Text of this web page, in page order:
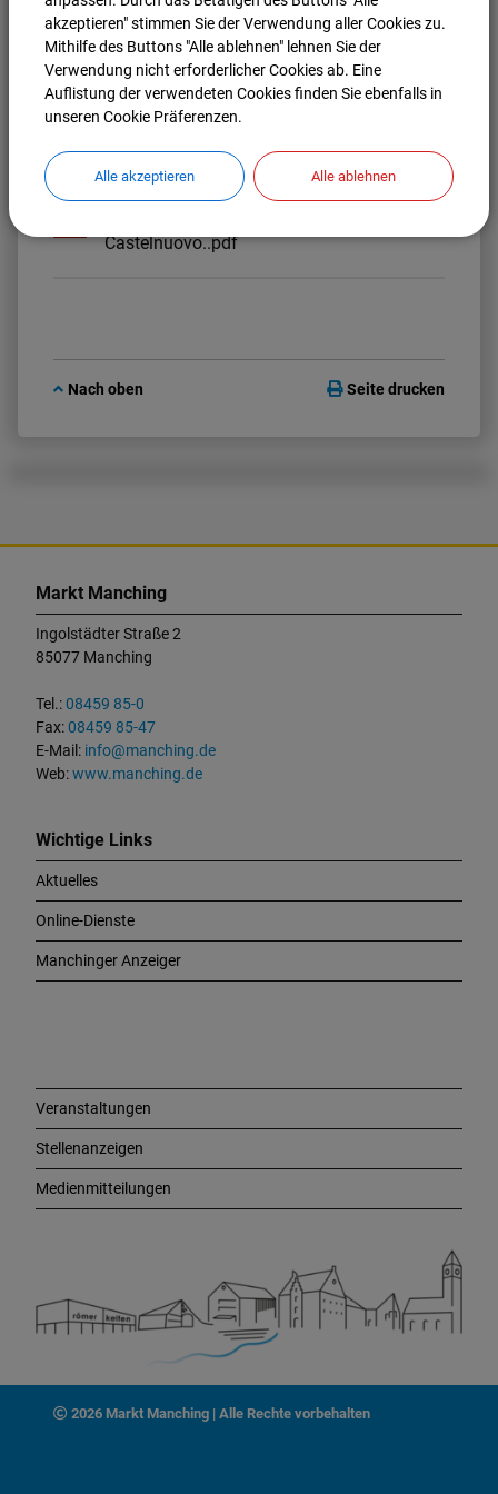
positiv. Viele Eindrücke der toskanischen Partnerstadt,
der lustigen Abende und des hervorragenden Essens,
bleiben noch lange in Erinnerung. Aufgrund der
überwiegenden Meinung der Mitreisenden wird die
nächste Bürgerreise voraussichtlich fünf statt vier Tage
stattfinden.
(10,40 MB)
Castelnuovo..pdf
Nach oben Seite drucken
Markt Manching
Ingolstädter Straße 2
85077 Manching
Tel.:08459 85-0
Fax:08459 85-47
E-Mail: info@manching.de
Web:www.manching.de
Wichtige Links
Aktuelles
Online-Dienste
Manchinger Anzeiger
Veranstaltungen
Stellenanzeigen
Medienmitteilungen
2026 Markt Manching | Alle Rechte vorbehalten
akzeptieren" stimmen Sie der Verwendung aller Cookies zu.
Mithilfe des Buttons "Alle ablehnen" lehnen Sie der
Verwendung nicht erforderlicher Cookies ab. Eine
Auflistung der verwendeten Cookies finden Sie ebenfalls in
unseren Cookie Präferenzen.
Alle akzeptieren Alle ablehnen